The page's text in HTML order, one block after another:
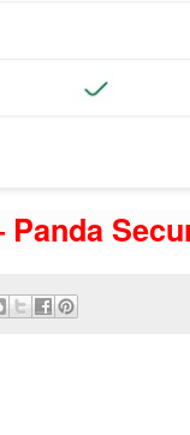
Panda